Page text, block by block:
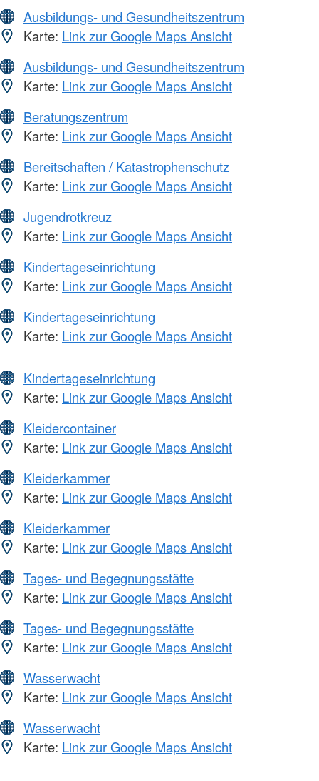
Ausbildungs- und Gesundheitszentrum
Karte: Link zur Google Maps Ansicht
Ausbildungs- und Gesundheitszentrum
Karte: Link zur Google Maps Ansicht
Beratungszentrum
Karte: Link zur Google Maps Ansicht
Bereitschaften / Katastrophenschutz
Karte: Link zur Google Maps Ansicht
Jugendrotkreuz
Karte: Link zur Google Maps Ansicht
Kindertageseinrichtung
Karte: Link zur Google Maps Ansicht
Kindertageseinrichtung
Karte: Link zur Google Maps Ansicht
Kindertageseinrichtung
Karte: Link zur Google Maps Ansicht
Kleidercontainer
Karte: Link zur Google Maps Ansicht
Kleiderkammer
Karte: Link zur Google Maps Ansicht
Kleiderkammer
Karte: Link zur Google Maps Ansicht
Tages- und Begegnungsstätte
Karte: Link zur Google Maps Ansicht
Tages- und Begegnungsstätte
Karte: Link zur Google Maps Ansicht
Wasserwacht
Karte: Link zur Google Maps Ansicht
Wasserwacht
Karte: Link zur Google Maps Ansicht